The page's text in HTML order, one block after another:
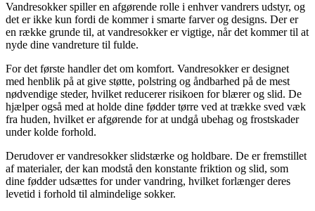
Vandresokker spiller en afgørende rolle i enhver vandrers udstyr, og
det er ikke kun fordi de kommer i smarte farver og designs. Der er
en række grunde til, at vandresokker er vigtige, når det kommer til at
nyde dine vandreture til fulde.
For det første handler det om komfort. Vandresokker er designet
med henblik på at give støtte, polstring og åndbarhed på de mest
nødvendige steder, hvilket reducerer risikoen for blærer og slid. De
hjælper også med at holde dine fødder tørre ved at trække sved væk
fra huden, hvilket er afgørende for at undgå ubehag og frostskader
under kolde forhold.
Derudover er vandresokker slidstærke og holdbare. De er fremstillet
af materialer, der kan modstå den konstante friktion og slid, som
dine fødder udsættes for under vandring, hvilket forlænger deres
levetid i forhold til almindelige sokker.